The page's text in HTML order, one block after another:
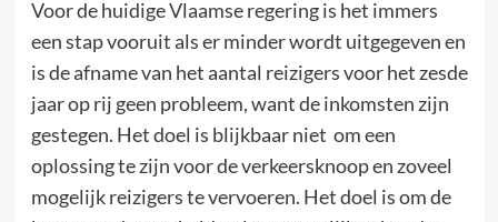
Voor de huidige Vlaamse regering is het immers
een stap vooruit als er minder wordt uitgegeven en
is de afname van het aantal reizigers voor het zesde
jaar op rij geen probleem, want de inkomsten zijn
gestegen. Het doel is blijkbaar niet om een
oplossing te zijn voor de verkeersknoop en zoveel
mogelijk reizigers te vervoeren. Het doel is om de